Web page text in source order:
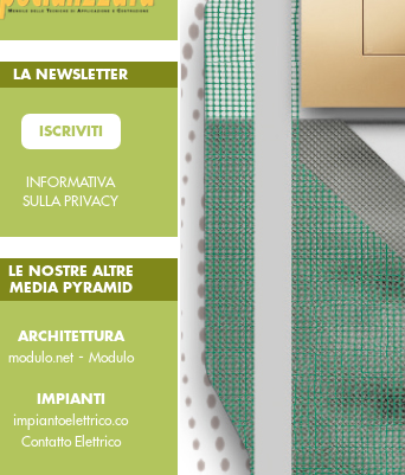
LA NEWSLETTER
ISCRIVITI
INFORMATIVA
SULLA PRIVACY
LE NOSTRE ALTRE
MEDIA PYRAMID
ARCHITETTURA
modulo.net- Modulo
IMPIANTI
impiantoelettrico.co
Contatto Elettrico